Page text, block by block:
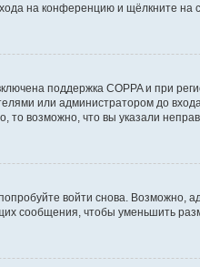
на конференцию и щёлкните на
поддержка COPPA и при
или администратором до
возможно, что вы указали
войти снова. Возможно,
сообщения, чтобы уменьшить